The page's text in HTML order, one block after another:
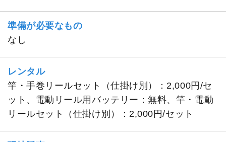
準備が必要なもの
なし
レンタル
竿・手巻リールセット（仕掛け別）：2,000円/セ
ット、電動リール用バッテリー：無料、竿・電動
リールセット（仕掛け別）：2,000円/セット